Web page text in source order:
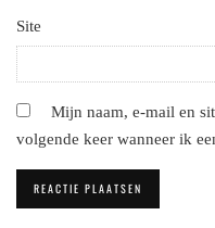
Site
Mijn naam, e-mail en
volgende keer wanneer ik